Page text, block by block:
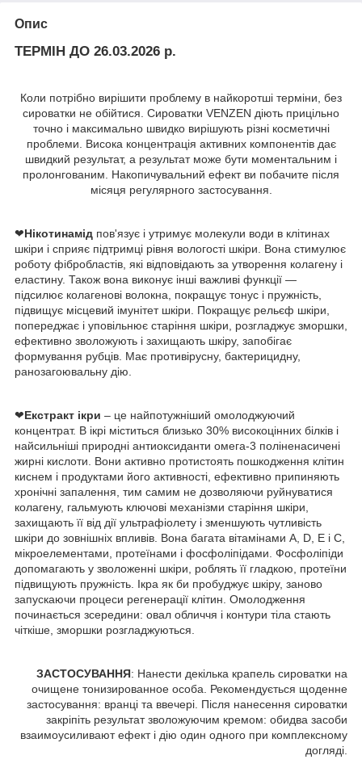
Опис
ТЕРМІН ДО 26.03.2026 р.
Коли потрібно вирішити проблему в найкоротші терміни, без
сироватки не обійтися. Сироватки VENZEN діють прицільно
точно і максимально швидко вирішують різні косметичні
проблеми. Висока концентрація активних компонентів дає
швидкий результат, а результат може бути моментальним і
пролонгованим. Накопичувальний ефект ви побачите після
місяця регулярного застосування.
❤Нікотинамід пов'язує і утримує молекули води в клітинах
шкіри і сприяє підтримці рівня вологості шкіри. Вона стимулює
роботу фібробластів, які відповідають за утворення колагену і
еластину. Також вона виконує інші важливі функції —
підсилює колагенові волокна, покращує тонус і пружність,
підвищує місцевий імунітет шкіри. Покращує рельєф шкіри,
попереджає і уповільнює старіння шкіри, розгладжує зморшки,
ефективно зволожують і захищають шкіру, запобігає
формування рубців. Має противірусну, бактерицидну,
ранозагоювальну дію.
❤Екстракт ікри – це найпотужніший омолоджуючий
концентрат. В ікрі міститься близько 30% високоцінних білків і
найсильніші природні антиоксиданти омега-3 поліненасичені
жирні кислоти. Вони активно протистоять пошкодження клітин
киснем і продуктами його активності, ефективно припиняють
хронічні запалення, тим самим не дозволяючи руйнуватися
колагену, гальмують ключові механізми старіння шкіри,
захищають її від дії ультрафіолету і зменшують чутливість
шкіри до зовнішніх впливів. Вона багата вітамінами A, D, Е і С,
мікроелементами, протеїнами і фосфоліпідами. Фосфоліпіди
допомагають у зволоженні шкіри, роблять її гладкою, протеїни
підвищують пружність. Ікра як би пробуджує шкіру, заново
запускаючи процеси регенерації клітин. Омолодження
починається зсередини: овал обличчя і контури тіла стають
чіткіше, зморшки розгладжуються.
ЗАСТОСУВАННЯ: Нанести декілька крапель сироватки на
очищене тонизированное особа. Рекомендується щоденне
застосування: вранці та ввечері. Після нанесення сироватки
закріпіть результат зволожуючим кремом: обидва засоби
взаимоусиливают ефект і дію один одного при комплексному
догляді.